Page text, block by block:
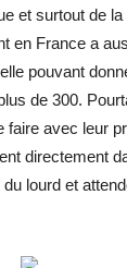
et surtout de
en France a
pouvant
de 300.
avec leur
directement
lourd et